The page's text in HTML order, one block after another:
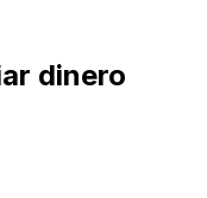
dinero